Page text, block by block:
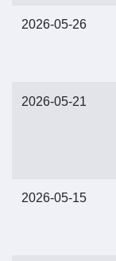
2026-05-26
2026-05-21
2026-05-15